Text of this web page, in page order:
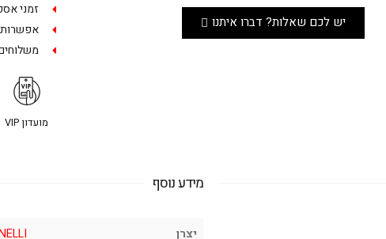
יש לכם שאלות? דברו איתנו
זמני
אפשרות עד 12
משלוחים
מועדון VIP
מידע נוסף
יצרן